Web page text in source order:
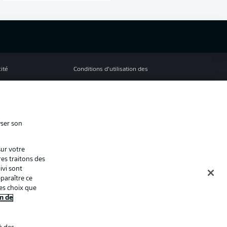
Conditions d’utilisation des
son
votre
traitons des
sont
ce
choix que
de